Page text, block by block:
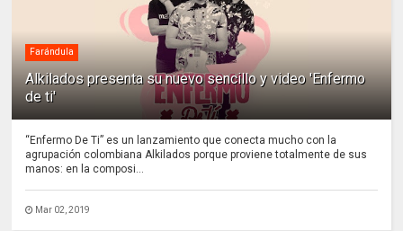
Farándula
Alkilados presenta su nuevo sencillo y video 'Enfermo
de ti'
“Enfermo De Ti” es un lanzamiento que conecta mucho con la
agrupación colombiana Alkilados porque proviene totalmente de sus
manos: en la composi...
Mar 02, 2019